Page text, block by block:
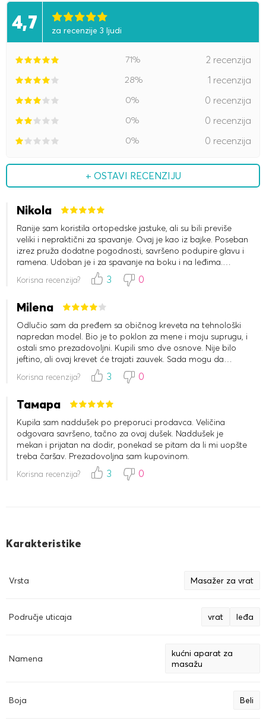
4,7 za recenzije 3 ljudi
71% 2 recenzija
28% 1 recenzija
0% 0 recenzija
0% 0 recenzija
0% 0 recenzija
+ OSTAVI RECENZIJU
Nikola
Ranije sam koristila ortopedske jastuke, ali su bili previše
veliki i nepraktični za spavanje. Ovaj je kao iz bajke. Poseban
izrez pruža dodatne pogodnosti, savršeno podupire glavu i
ramena. Udoban je i za spavanje na boku i na leđima.
Definitivno ću kupiti još jedan.
Korisna recenzija? 3 0
Milena
Odlučio sam da pređem sa običnog kreveta na tehnološki
napredan model. Bio je to poklon za mene i moju suprugu, i
ostali smo prezadovoljni. Kupili smo dve osnove. Nije bilo
jeftino, ali ovaj krevet će trajati zauvek. Sada mogu da
gledam televiziju polusedeći dok ona spava, a da ne
smetamo jedno drugom - osnova je podeljena na dva dela,
Korisna recenzija? 3 0
Тамара
Kupila sam naddušek po preporuci prodavca. Veličina
odgovara savršeno, tačno za ovaj dušek. Naddušek je
mekan i prijatan na dodir, ponekad se pitam da li mi uopšte
treba čaršav. Prezadovoljna sam kupovinom.
Korisna recenzija? 3 0
Karakteristike
Vrsta Masažer za vrat
Područje uticaja vrat leđa
Namena
kućni aparat za
masažu
Boja Beli